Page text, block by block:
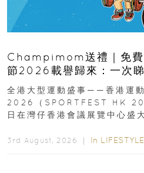
Champimom送禮｜免
節2026載譽歸來：一次
動、街舞比賽＋逾百運動
全港大型運動盛事——香港運
2026（SPORTFEST HK
日在灣仔香港會議展覽中心盛
3rd August, 2026 ｜ In LIFESTYLE